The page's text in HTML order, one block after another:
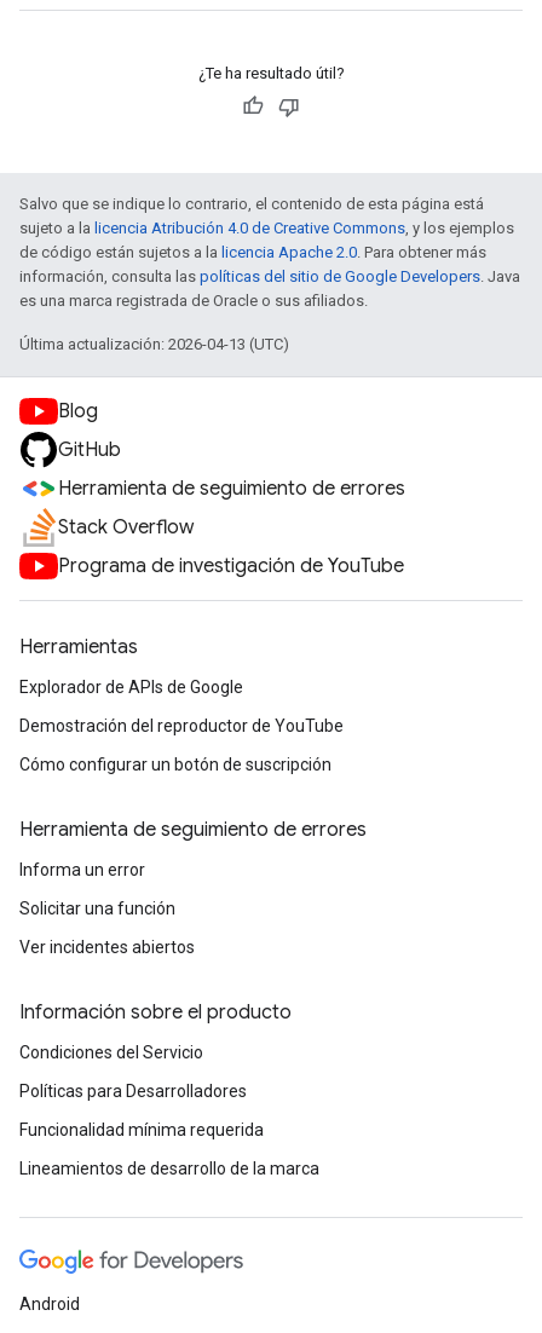
¿Te ha resultado útil?
Salvo que se indique lo contrario, el contenido de esta página está
sujeto a la licencia Atribución 4.0 de Creative Commons, y los ejemplos
de código están sujetos a la licencia Apache 2.0. Para obtener más
información, consulta las políticas del sitio de Google Developers. Java
es una marca registrada de Oracle o sus afiliados.
Última actualización: 2026-04-13 (UTC)
Blog
GitHub
Herramienta de seguimiento de errores
Stack Overflow
Programa de investigación de YouTube
Herramientas
Explorador de APIs de Google
Demostración del reproductor de YouTube
Cómo configurar un botón de suscripción
Herramienta de seguimiento de errores
Informa un error
Solicitar una función
Ver incidentes abiertos
Información sobre el producto
Condiciones del Servicio
Políticas para Desarrolladores
Funcionalidad mínima requerida
Lineamientos de desarrollo de la marca
Android